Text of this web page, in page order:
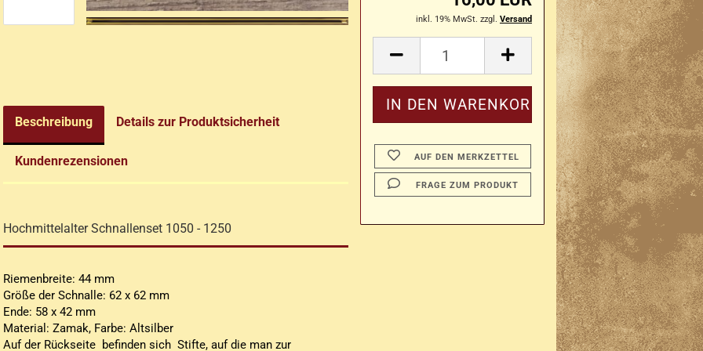
/ Haarspangen
- Bronze /
- silberfarben
Glasfläschchen Halsketten
Muschel- / Schnecken-
Sonstige Halsketten
Altmessing- und
Handtaschen
inkl. 19% MwSt. zzgl. Versand
AUF DEN MERKZETTEL
FRAGE ZUM PRODUKT
Beschreibung Details zur Produktsicherheit
Kundenrezensionen
Hochmittelalter Schnallenset 1050 - 1250
Riemenbreite: 44 mm
Größe der Schnalle: 62 x 62 mm
​Ende: 58 x 42 mm
Material: Zamak, Farbe: Altsilber
Auf der Rückseite befinden sich Stifte, auf die man zur